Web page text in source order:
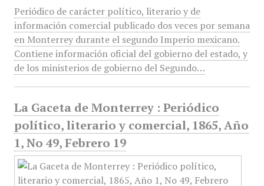
Periódico de carácter político, literario y de
información comercial publicado dos veces por semana
en Monterrey durante el segundo Imperio mexicano.
Contiene información oficial del gobierno del estado, y
de los ministerios de gobierno del Segundo…
La Gaceta de Monterrey : Periódico
político, literario y comercial, 1865, Año
1, No 49, Febrero 19